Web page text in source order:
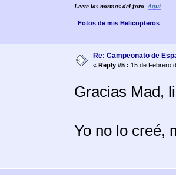
Leete las normas del foro Aqui
Fotos de mis Helicopteros
Re: Campeonato de
« Reply #5 : 15 de Febrero
Gracias Mad,
Yo no lo creé,